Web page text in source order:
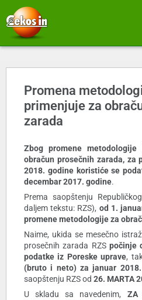
Promena
primenjuje za
zarada
Zbog promene
obračun prosečnih zarada, za
2018. godine koristiće se
decembar 2017. godine.
Prema saopštenju
daljem tekstu: RZS), od 1.
promene metodologije za
Naime, ukida se mesečno
prosečnih zarada RZSpočinje
podatke iz Poreske uprave,
(bruto i neto) za januar
saopštenju RZS od 26. MARTA
U skladu sa navedenim, ZA